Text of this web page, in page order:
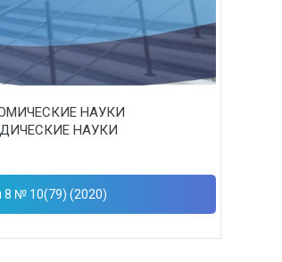
НАУКИ
НАУКИ
8 № 10(79) (2020)